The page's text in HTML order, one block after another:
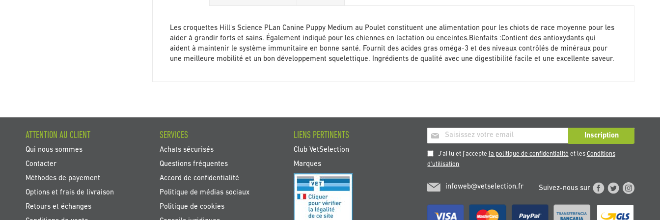
Les croquettes Hill's Science PLan Canine Puppy Medium au Poulet constituent une alimentation pour les chiots de race moyenne pour les
aider à grandir forts et sains. Également indiqué pour les chiennes en lactation ou enceintes.Bienfaits :Contient des antioxydants qui
aident à maintenir le système immunitaire en bonne santé. Fournit des acides gras oméga-3 et des niveaux contrôlés de minéraux pour
une meilleure mobilité et un bon développement squelettique. Ingrédients de qualité avec une digestibilité facile et une excellente saveur.
Inscription
à
notre
newsletter
Inscription
J'ai lu et j'accepte la politique de confidentialité et les Conditions
d'utilisation
ATTENTION AU CLIENT
Qui nous sommes
Contacter
Méthodes de payement
Options et frais de livraison
Retours et échanges
SERVICES
Achats sécurisés
Questions fréquentes
Accord de confidentialité
Politique de médias sociaux
Politique de cookies
LIENS PERTINENTS
Club VetSelection
Marques
infoweb@vetselection.fr Suivez-nous sur